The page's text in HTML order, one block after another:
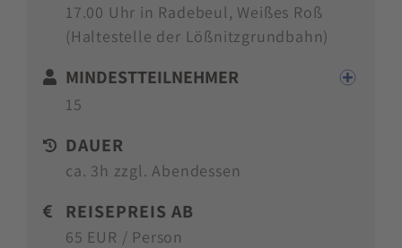
17.00 Uhr in Radebeul, Weißes Roß
(Haltestelle der Lößnitzgrundbahn)
MINDESTTEILNEHMER
15
DAUER
ca. 3h zzgl. Abendessen
REISEPREIS AB
65 EUR / Person